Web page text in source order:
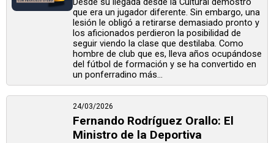
que era un jugador diferente. Sin embargo, una
lesión le obligó a retirarse demasiado pronto y
los aficionados perdieron la posibilidad de
seguir viendo la clase que destilaba. Como
hombre de club que es, lleva años ocupándose
del fútbol de formación y se ha convertido en
un ponferradino más...
24/03/2026
Fernando Rodríguez Orallo: El
Ministro de la Deportiva